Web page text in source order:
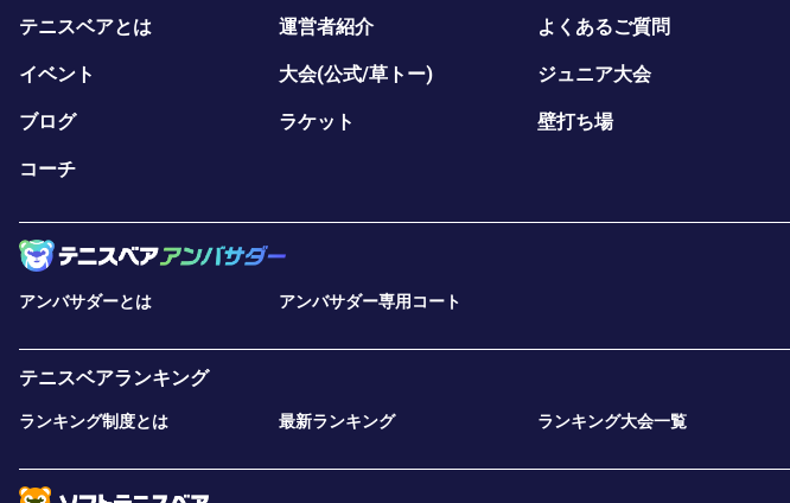
テニスベアとは 運営者紹介 よくあるご質問
イベント 大会(公式/草トー) ジュニア大会
ブログ ラケット 壁打ち場
コーチ
アンバサダーとは アンバサダー専用コート
テニスベアランキング
ランキング制度とは 最新ランキング ランキング大会一覧